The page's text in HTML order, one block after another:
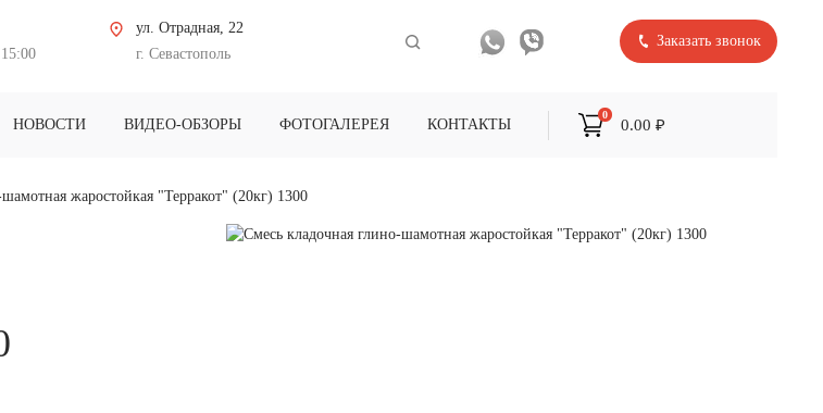
ул. Отрадная, 22
г. Севастополь
Заказать звонок
НОВОСТИ ВИДЕО-ОБЗОРЫ ФОТОГАЛЕРЕЯ КОНТАКТЫ
0
0.00 ₽
жаростойкая "Терракот" (20кг) 1300